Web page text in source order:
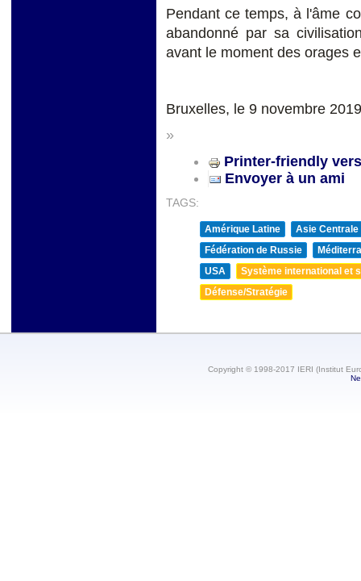
Pendant ce temps, à l'âme
abandonné par sa
avant le moment des orages
Bruxelles, le 9 novembre 2019
»
Printer-friendly
Envoyer à un ami
TAGS:
Amérique Latine
Asie Centrale
Fédération de Russie
USA
Système international et
Défense/Stratégie
Copyright © 1998-2017 IERI (Institut